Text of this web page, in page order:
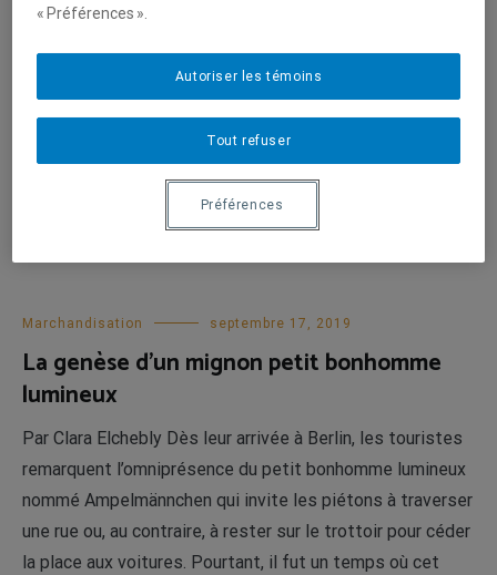
disparition de l’Ampelmännchen fut planifiée et son
République fédérale allemande (RFA) cherchait en effet à
uniformiser la signalisation routière dans le pays.
Outragé.e.s, des habitant.e.s issu.e.s des deux
Allemagnes mirent sur pied un comité de sauvegarde de
Marchandisation septembre 17, 2019
La genèse d’un mignon petit bonhomme
lumineux
Par Clara Elchebly Dès leur arrivée à Berlin, les touristes
remarquent l’omniprésence du petit bonhomme lumineux
nommé Ampelmännchen qui invite les piétons à traverser
une rue ou, au contraire, à rester sur le trottoir pour céder
la place aux voitures. Pourtant, il fut un temps où cet
« Préférences ».
Tout refuser
Autoriser les témoins
Préférences